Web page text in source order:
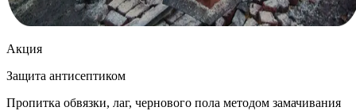
Акция
Защита антисептиком
Пропитка обвязки, лаг, чернового пола методом замачивания